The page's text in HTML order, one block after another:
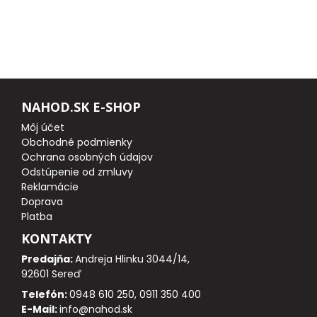
NAHOD.SK E-SHOP
Môj účet
Obchodné podmienky
Ochrana osobných údajov
Odstúpenie od zmluvy
Reklamácie
Doprava
Platba
KONTAKTY
Predajňa:Andreja Hlinku 3044/14,
92601 Sereď
Telefón:0948 610 250, 0911 350 400
E-Mail:info@nahod.sk
PRÍVLAČOVÉ PRÚTY
BIČE A DELIČKY
SPODOVÉ A MARKEROVACIE PRÚTY
FEEDER ŠPIČKY
MATCHOVÉ A BOLOGNESOVÉ PRÚTY